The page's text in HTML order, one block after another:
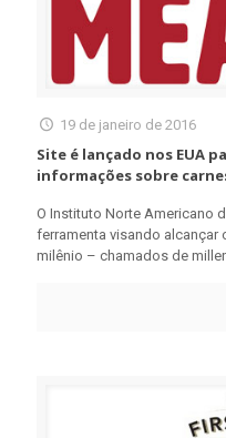
19 de janeiro de 2016
Site é lançado nos EUA
informações sobre
O Instituto Norte Americano
ferramenta visando
milênio – chamados de